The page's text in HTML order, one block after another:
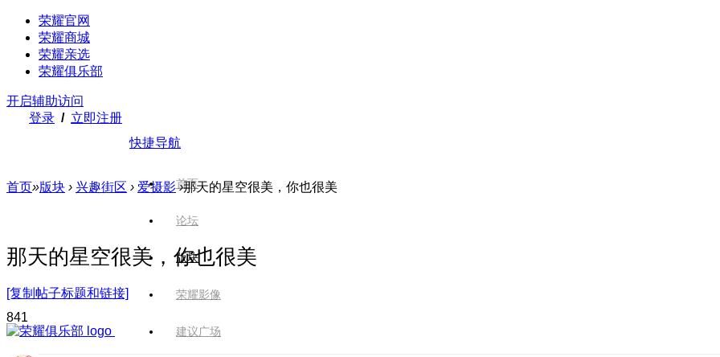
荣耀官网
荣耀商城
荣耀亲选
荣耀俱乐部
开启辅助访问
登录 / 立即注册
快捷导航
首页
论坛
版块
荣耀影像
建议广场
首页»版块 › 兴趣街区 › 爱摄影 ›那天的星空很美，你也很美
那天的星空很美，你也很美
[复制帖子标题和链接]
841